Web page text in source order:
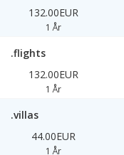
132.00EUR
1 År
.flights
132.00EUR
1 År
.villas
44.00EUR
1 År